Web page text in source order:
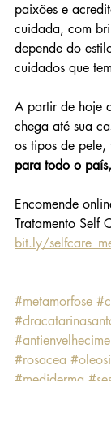
paixões e
cuidada, com
depende do
cuidados que
A partir de hoje
chega até sua
os tipos de pele,
para todo o
Encomende
Tratamento Self
bit.ly/
#metamorfose
#rosacea
#mediderma